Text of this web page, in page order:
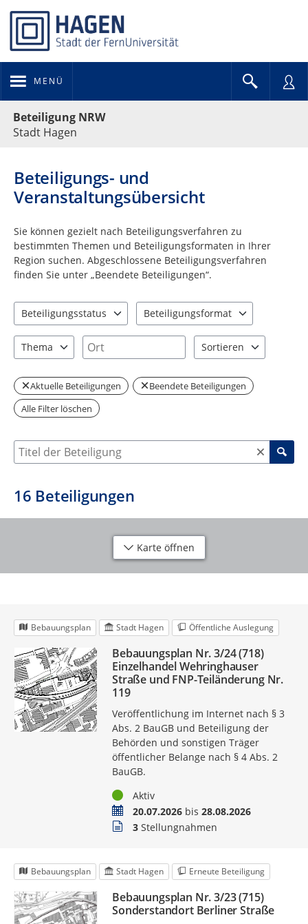
MENÜ
Beteiligung NRW
Stadt Hagen
Beteiligungs- und
Veranstaltungsübersicht
Sie können gezielt nach Beteiligungsverfahren zu
bestimmten Themen und Beteiligungsformaten in Ihrer
Region suchen. Abgeschlossene Beteiligungsverfahren
finden Sie unter „Beendete Beteiligungen“.
Beteiligungsstatus
Beteiligungsformat
Thema
Ort
Sortieren
Aktuelle Beteiligungen
Beendete Beteiligungen
Alle Filter löschen
Suche nach Beteiligung
16 Beteiligungen
Karte öffnen
Bebauungsplan Stadt Hagen Öffentliche Auslegung
Bebauungsplan Nr. 3/24 (718)
Einzelhandel Wehringhauser
Straße und FNP-Teiländerung Nr.
119
Veröffentlichung im Internet nach § 3
Abs. 2 BauGB und Beteiligung der
Behörden und sonstigen Träger
öffentlicher Belange nach § 4 Abs. 2
BauGB.
StatusAktiv
Zeitraum20.07.2026bis 28.08.2026
Stellungnahmen
3Stellungnahmen
Bebauungsplan Stadt Hagen Erneute Beteiligung
Bebauungsplan Nr. 3/23 (715)
Sonderstandort Berliner Straße